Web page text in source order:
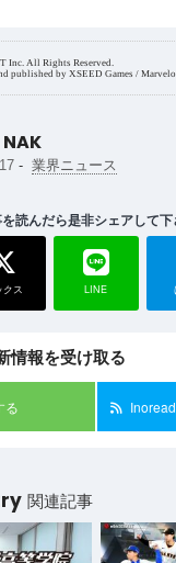
Inc. All Rights Reserved.
published by XSEED Games /
- 業界ニュース
読んだら是非シェアして
クス LINE
情報を受け取る
る
関連記事